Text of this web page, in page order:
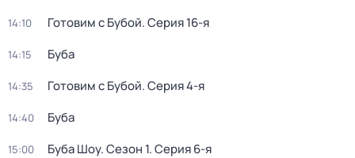
14:10 Готовим с Бубой. Серия 16-я
14:15 Буба
14:35 Готовим с Бубой. Серия 4-я
14:40 Буба
15:00 Буба Шоу. Сезон 1. Серия 6-я